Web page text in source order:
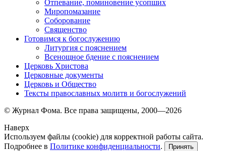
Отпевание, поминовение усопших
Миропомазание
Соборование
Священство
Готовимся к богослужению
Литургия с пояснением
Всенощное бдение с пояснением
Церковь Христова
Церковные документы
Церковь и Общество
Тексты православных молитв и богослужений
© Журнал Фома. Все права защищены, 2000—2026
Наверх
Используем файлы (cookie) для корректной работы сайта.
Подробнее в Политике конфиденциальности. Принять